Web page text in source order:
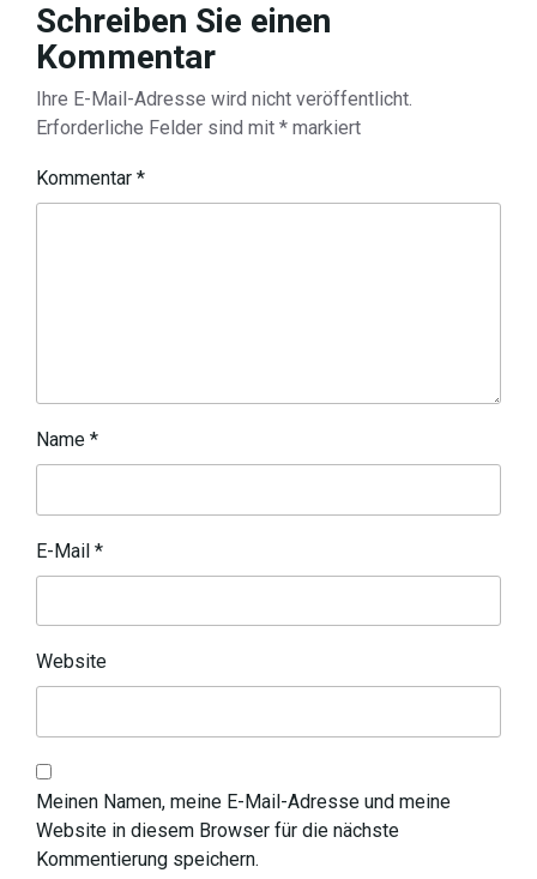
Schreiben Sie einen
Kommentar
Ihre E-Mail-Adresse wird nicht veröffentlicht.
Erforderliche Felder sind mit * markiert
Kommentar *
Name *
E-Mail *
Website
Meinen Namen, meine E-Mail-Adresse und meine
Website in diesem Browser für die nächste
Kommentierung speichern.